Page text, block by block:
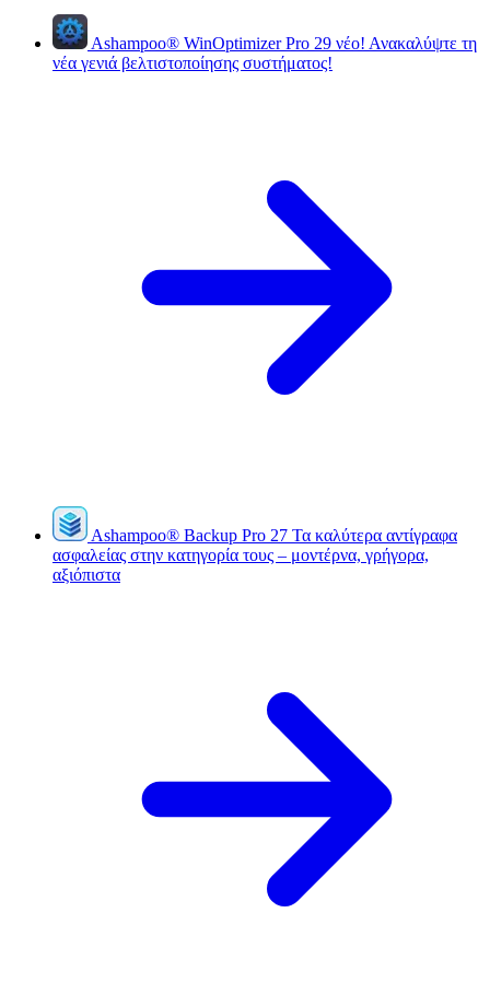
Ashampoo® WinOptimizer Pro 29 νέο! Ανακαλύψτε τη
νέα γενιά βελτιστοποίησης συστήματος!
Ashampoo® Backup Pro 27 Τα καλύτερα αντίγραφα
ασφαλείας στην κατηγορία τους – μοντέρνα, γρήγορα,
αξιόπιστα